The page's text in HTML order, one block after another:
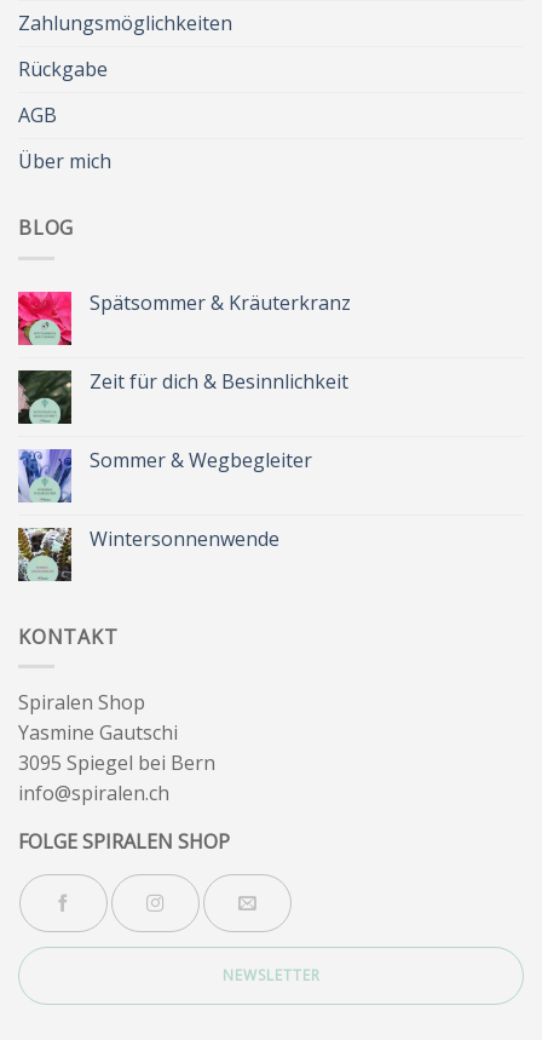
Zahlungsmöglichkeiten
Rückgabe
AGB
Über mich
BLOG
Spätsommer & Kräuterkranz
Spätsommer
&
Zeit für dich & Besinnlichkeit
Zeit
für
Sommer & Wegbegleiter
Sommer
&
Wintersonnenwende
KONTAKT
Spiralen Shop
Yasmine Gautschi
3095 Spiegel bei Bern
info@spiralen.ch
FOLGE SPIRALEN SHOP
NEWSLETTER